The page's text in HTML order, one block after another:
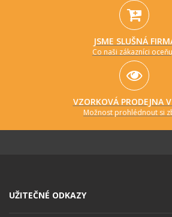
JSME SLUŠNÁ
Co naši zákazníci
VZORKOVÁ PRODEJNA
Možnost prohlédnout si
UŽITEČNÉ ODKAZY